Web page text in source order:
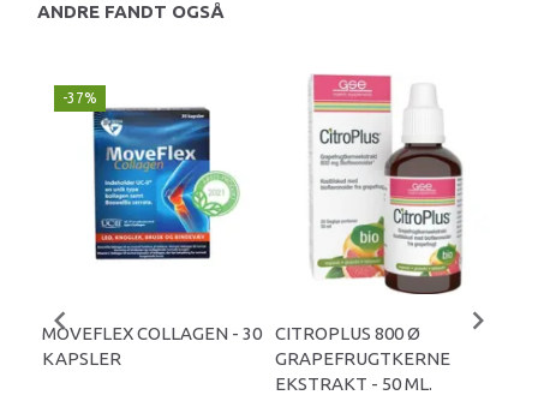
ANDRE FANDT OGSÅ
-37%
MOVEFLEX COLLAGEN - 30
KAPSLER
CITROPLUS 800 Ø
GRAPEFRUGTKERNE
EKSTRAKT - 50 ML.